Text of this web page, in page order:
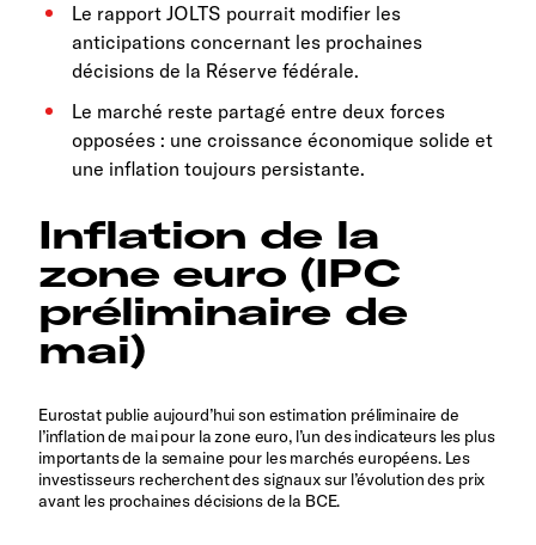
Le rapport JOLTS pourrait modifier les
anticipations concernant les prochaines
décisions de la Réserve fédérale.
Le marché reste partagé entre deux forces
opposées : une croissance économique solide et
une inflation toujours persistante.
Inflation de la
zone euro (IPC
préliminaire de
mai)
Eurostat publie aujourd’hui son estimation préliminaire de
l’inflation de mai pour la zone euro, l’un des indicateurs les plus
importants de la semaine pour les marchés européens. Les
investisseurs recherchent des signaux sur l’évolution des prix
avant les prochaines décisions de la BCE.